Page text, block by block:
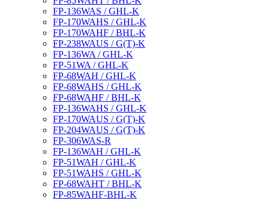
FP-136WAS / GHL-K
FP-170WAHS / GHL-K
FP-170WAHF / BHL-K
FP-238WAUS / G(T)-K
FP-136WA / GHL-K
FP-51WA / GHL-K
FP-68WAH / GHL-K
FP-68WAHS / GHL-K
FP-68WAHF / BHL-K
FP-136WAHS / GHL-K
FP-170WAUS / G(T)-K
FP-204WAUS / G(T)-K
FP-306WAS-R
FP-136WAH / GHL-K
FP-51WAH / GHL-K
FP-51WAHS / GHL-K
FP-68WAHT / BHL-K
FP-85WAHF-BHL-K